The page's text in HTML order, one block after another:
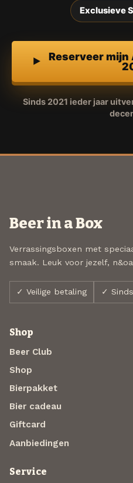
Exclusieve
Reserveer
Sinds 2021 ieder jaar
Beer in a Box
Verrassingsboxen met
smaak. Leuk voor jezelf,
✓ Veilige betaling ✓
Shop
Beer Club
Shop
Bierpakket
Bier cadeau
Giftcard
Aanbiedingen
Service